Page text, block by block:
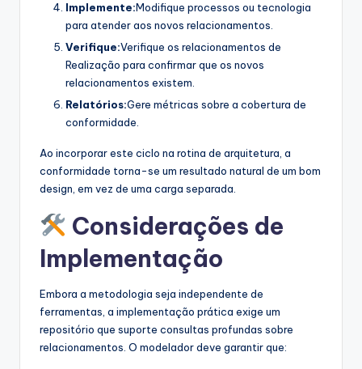
Implemente:Modifique processos ou tecnologia
para atender aos novos relacionamentos.
Verifique:Verifique os relacionamentos de
Realização para confirmar que os novos
relacionamentos existem.
Relatórios:Gere métricas sobre a cobertura de
conformidade.
Ao incorporar este ciclo na rotina de arquitetura, a
conformidade torna-se um resultado natural de um bom
design, em vez de uma carga separada.
Considerações de
Implementação
Embora a metodologia seja independente de
ferramentas, a implementação prática exige um
repositório que suporte consultas profundas sobre
relacionamentos. O modelador deve garantir que: